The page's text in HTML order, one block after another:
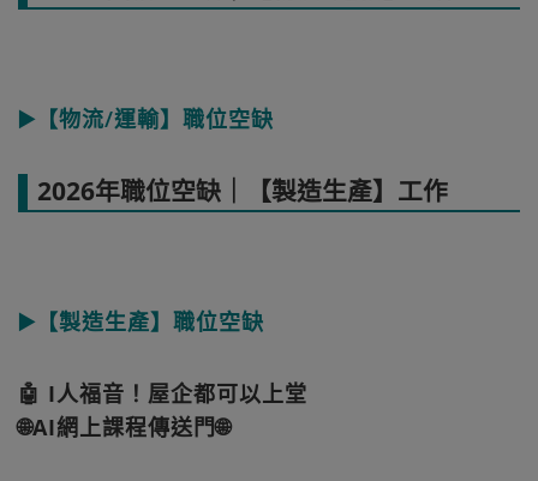
▶️【物流/運輸】職位空缺
2026年職位空缺｜【製造生產】工作
▶️【製造生產】職位空缺
🤖 I人福音！屋企都可以上堂
🌐AI網上課程傳送門🌐